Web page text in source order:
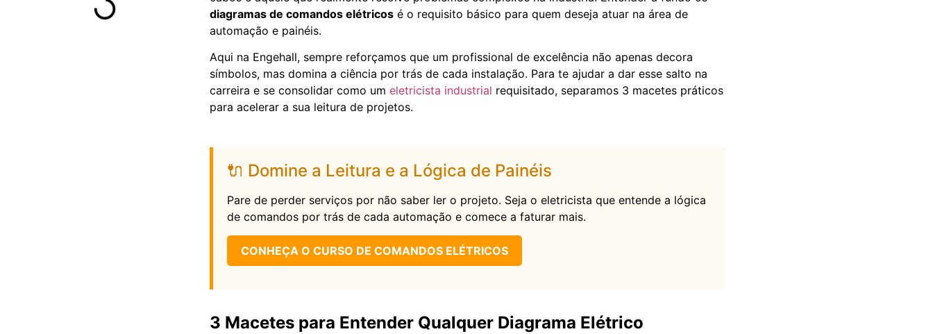
diagramas de comandos elétricos é o requisito básico para quem deseja atuar na área de
automação e painéis.
Aqui na Engehall, sempre reforçamos que um profissional de excelência não apenas decora
símbolos, mas domina a ciência por trás de cada instalação. Para te ajudar a dar esse salto na
carreira e se consolidar como umeletricista industrial requisitado, separamos 3 macetes práticos
para acelerar a sua leitura de projetos.
🔌 Domine a Leitura e a Lógica de Painéis
Pare de perder serviços por não saber ler o projeto. Seja o eletricista que entende a lógica
de comandos por trás de cada automação e comece a faturar mais.
CONHEÇA O CURSO DE COMANDOS ELÉTRICOS
3 Macetes para Entender Qualquer Diagrama Elétrico